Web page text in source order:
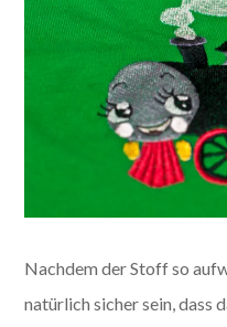
Nachdem der Stoff so
natürlich sicher sein, dass